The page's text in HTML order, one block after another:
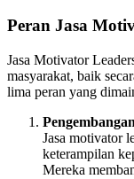
Peran Jasa
Jasa Motivator
masyarakat, baik
lima peran yang
Jasa motivator
keterampilan
Mereka